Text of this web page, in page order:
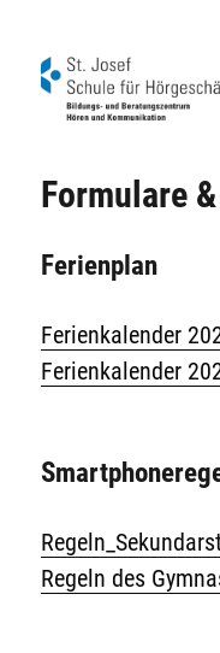
Formulare
Ferienplan
Ferienkalender
Ferienkalender
Regeln des